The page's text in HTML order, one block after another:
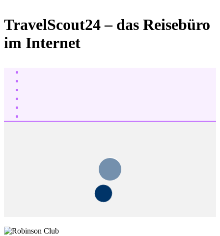
TravelScout24 – das Reisebüro
im Internet